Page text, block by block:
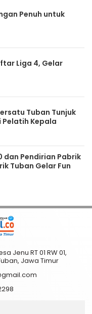
Penuh untuk
Liga 4, Gelar
Tuban Tunjuk
Pelatih Kepala
dan Pendirian Pabrik
Tuban Gelar Fun
Jenu RT 01 RW 01,
Jawa Timur